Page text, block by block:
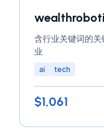
含行业关键词的
业
ai tech
$1,061